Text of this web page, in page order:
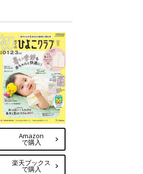
Amazon
で購入
楽天ブックス
で購入